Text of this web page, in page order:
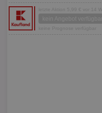
letzte Aktion 5,99 € vor 14
kein Angebot verfügbar
keine Prognose verfügbar